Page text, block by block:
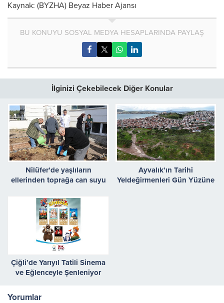
Kaynak: (BYZHA) Beyaz Haber Ajansı
BU KONUYU SOSYAL MEDYA HESAPLARINDA PAYLAŞ
İlginizi Çekebilecek Diğer Konular
Nilüfer’de yaşlıların
ellerinden toprağa can suyu
Ayvalık’ın Tarihi
Yeldeğirmenleri Gün Yüzüne
Çiğli’de Yarıyıl Tatili Sinema
ve Eğlenceyle Şenleniyor
Yorumlar